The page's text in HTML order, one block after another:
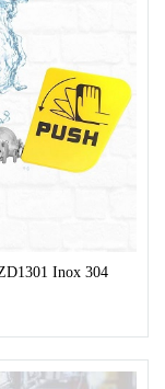
Inox 304